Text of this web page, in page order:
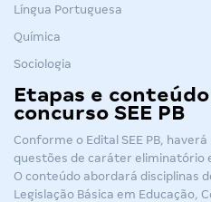
Língua Portuguesa
Química
Sociologia
Etapas e
concurso SEE PB
Conforme o Edital SEE PB,
questões de caráter eliminatório
O conteúdo abordará disciplinas
Legislação Básica em Educação,